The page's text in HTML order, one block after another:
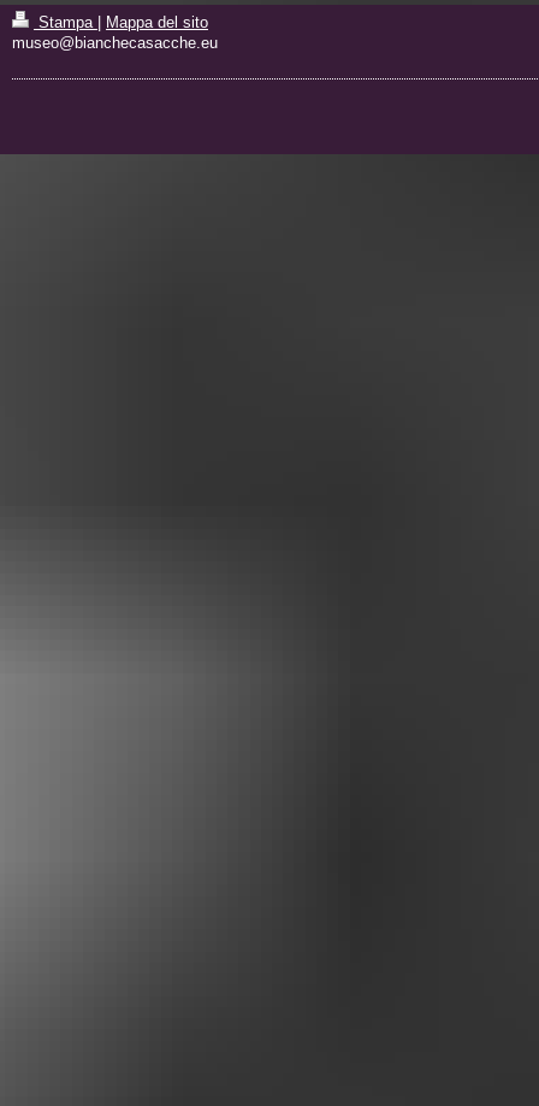
Stampa
Mappa del sito
museo@bianchecasacche.eu